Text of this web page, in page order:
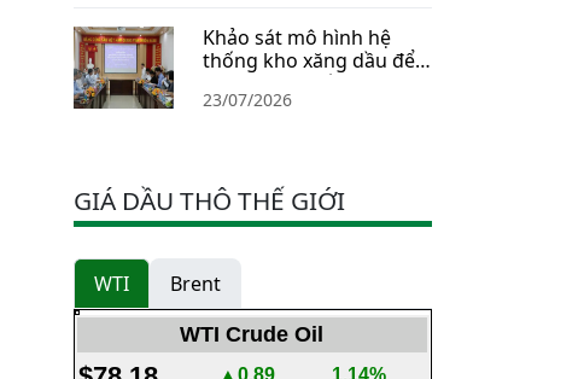
Khảo sát mô hình hệ
thống kho xăng dầu để
xây dựng Chiến lược dự
trữ năng lượng quốc gia
23/07/2026
GIÁ DẦU THÔ THẾ GIỚI
WTI Brent
WTI Crude Oil